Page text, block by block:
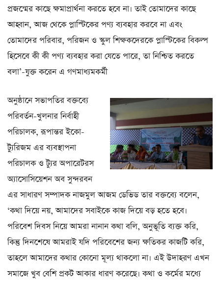
প্রজন্মের কাছে ক্ষমাপ্রার্থনা করতে হবে না। তাই তোমাদের কাছে
আহ্বান, আজ থেকে প্লাস্টিকের পণ্য ব্যবহার করবে না এবং
তোমাদের পরিবার, পরিজন ও স্কুল শিক্ষকদেরকে প্লাস্টিকের বিকল্প
হিসেবে কী কী পণ্য ব্যবহার করা যেতে পারে, তা নিশ্চিত করতে
বলা’-যুক্ত করেন এ গণমাধ্যমকর্মী
অনুষ্ঠানে সভাপতির বক্তব্যে
পরিবর্তন-খুলনার নির্বাহী
পরিচালক, রূপান্তর ইকো-
ট্যুরিজম এর ব্যবস্থাপনা
পরিচালক ও ট্যুর অপারেটরস
অ্যাসোসিয়েশন অব সুন্দরবন
এর সাধারণ সম্পাদক নাজমুল আজম ডেভিড তার বক্তব্যে বলেন,
‘কথা দিয়ে নয়, আমাদের সবাইকে কাজ দিয়ে বড় হতে হবে।
পরিবেশ দিবস নিয়ে আমরা নানান কথা বলি, অনুভূতি ব্যক্ত করি,
কিন্তু দিনশেষে আমরাই যদি পরিবেশের জন্য ক্ষতিকর কাজটি করি,
তাহলে আমাদের কথার কোনো মূল্য থাকলো না। এই উদাহরণ এখন
সমাজে খুব বেশি প্রকট আকার ধারণ করেছে। কথা ও কর্মের মধ্যে